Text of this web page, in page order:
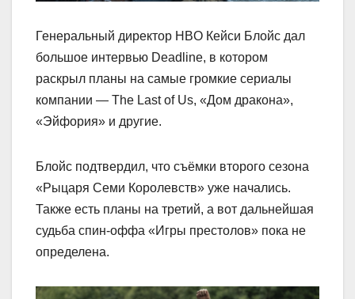
Генеральный директор HBO Кейси Блойс дал
большое интервью Deadline, в котором
раскрыл планы на самые громкие сериалы
компании — The Last of Us, «Дом дракона»,
«Эйфория» и другие.
Блойс подтвердил, что съёмки второго сезона
«Рыцаря Семи Королевств» уже начались.
Также есть планы на третий, а вот дальнейшая
судьба спин-оффа «Игры престолов» пока не
определена.